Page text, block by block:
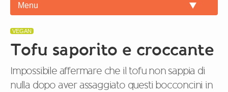
Menu
VEGAN
Tofu saporito e croccante
Impossibile affermare che il tofu non sappia di
nulla dopo aver assaggiato questi bocconcini in